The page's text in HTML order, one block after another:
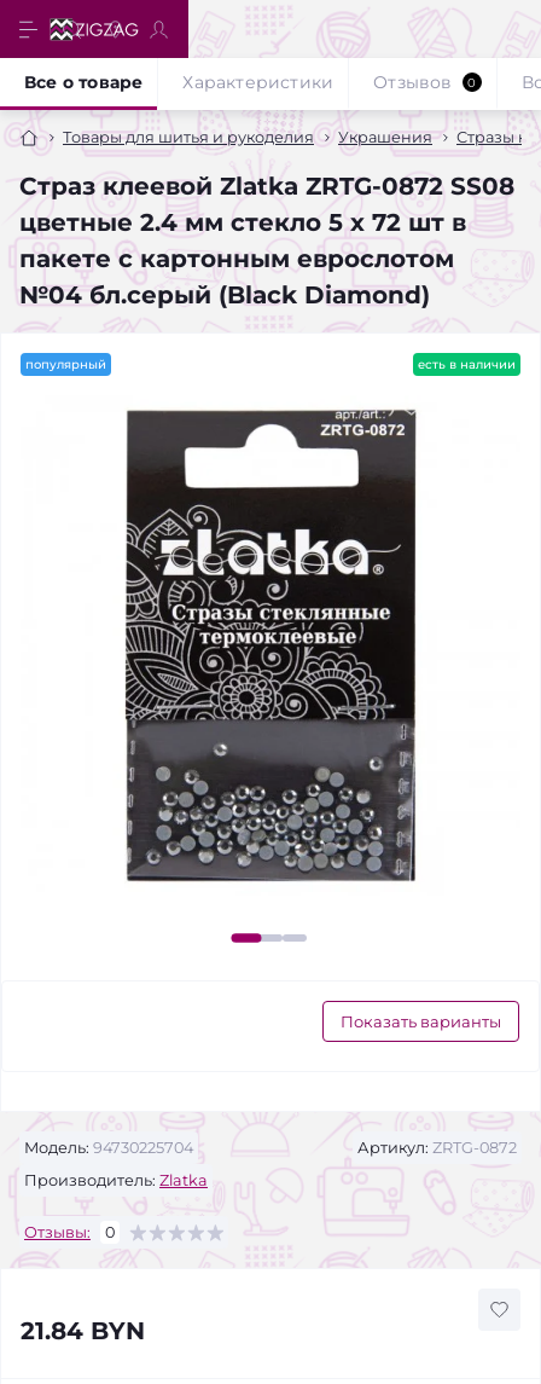
Товары для шитья и рукоделия Украшения Стразы
Страз клеевой Zlatka ZRTG-0872 SS08
цветные 2.4 мм стекло 5 x 72 шт в
пакете с картонным еврослотом
№04 бл.серый (Black Diamond)
Все о товаре Характеристики Отзывов 0
популярный есть в наличии
Показать варианты
Модель: 94730225704 Артикул: ZRTG-0872
Производитель: Zlatka
Отзывы: 0
21.84 BYN